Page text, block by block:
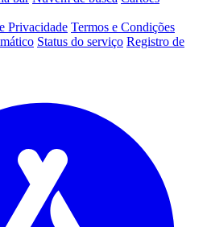
Privacidade Termos e Condições
Status do serviço Registro de